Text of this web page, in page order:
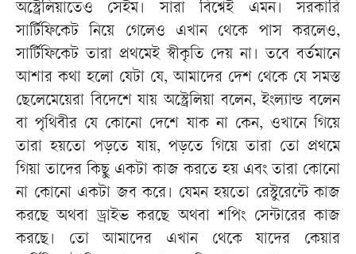
অস্ট্রেলিয়াতেও সেইম। সারা বিশ্বেই এমন। সরকারি
সার্টিফিকেট নিয়ে গেলেও এখান থেকে পাস করলেও,
সার্টিফিকেট তারা প্রথমেই স্বীকৃতি দেয় না। তবে বর্তমানে
আশার কথা হলো যেটা যে, আমাদের দেশ থেকে যে সমস্ত
ছেলেমেয়েরা বিদেশে যায় অস্ট্রেলিয়া বলেন, ইংল্যান্ড বলেন
বা পৃথিবীর যে কোনো দেশে যাক না কেন, ওখানে গিয়ে
তারা হয়তো পড়তে যায়, পড়তে গিয়ে তারা তো প্রথমে
গিয়া তাদের কিছু একটা কাজ করতে হয় এবং তারা কোনো
না কোনো একটা জব করে। যেমন হয়তো রেস্টুরেন্টে কাজ
করছে অথবা ড্রাইভ করছে অথবা শপিং সেন্টারের কাজ
করছে। তো আমাদের এখান থেকে যাদের কেয়ার